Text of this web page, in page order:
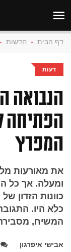
דף הבית - חדשות -
דעות
הנבואה
הפתיחה
המפרץ
ומעלה. אך כל
כוונות הזדון
כלא היו.
המשיח,
אבישי איפרגון